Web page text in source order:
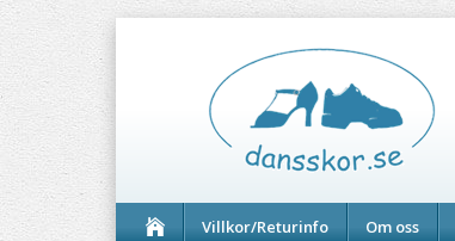
Villkor/Returinfo Om oss